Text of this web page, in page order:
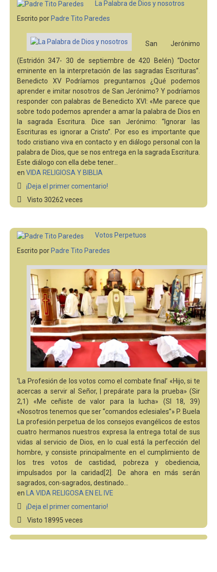
La Palabra de Dios y nosotros
Escrito por Padre Tito Paredes
San Jerónimo
(Estridón 347- 30 de septiembre de 420 Belén) “Doctor
eminente en la interpretación de las sagradas Escrituras”.
Benedicto XV Podríamos preguntarnos ¿Qué podemos
aprender e imitar nosotros de San Jerónimo? Y podríamos
responder con palabras de Benedicto XVI: «Me parece que
sobre todo podemos aprender a amar la palabra de Dios en
la sagrada Escritura. Dice san Jerónimo: “Ignorar las
Escrituras es ignorar a Cristo”. Por eso es importante que
todo cristiano viva en contacto y en diálogo personal con la
palabra de Dios, que se nos entrega en la sagrada Escritura.
Este diálogo con ella debe tener…
en VIDA RELIGIOSA Y BIBLIA
¡Deja el primer comentario!
Visto 30262 veces
Votos Perpetuos
Escrito porPadre Tito Paredes
‘La Profesión de los votos como el combate final’ «Hijo, si te
acercas a servir al Señor, | prepárate para la prueba» (Sir
2,1) «Me ceñiste de valor para la lucha» (Sl 18, 39)
«Nosotros tenemos que ser “comandos eclesiales”» P. Buela
La profesión perpetua de los consejos evangélicos de estos
cuatro hermanos nuestros expresa la entrega total de sus
vidas al servicio de Dios, en lo cual está la perfección del
hombre, y consiste principalmente en el cumplimiento de
los tres votos de castidad, pobreza y obediencia,
impulsados por la caridad[2]. De ahora en más serán
sagrados, con-sagrados, destinado…
en LA VIDA RELIGOSA EN EL IVE
¡Deja el primer comentario!
Visto 18995 veces